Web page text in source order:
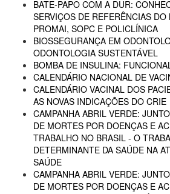
BATE-PAPO COM A DUR:
SERVIÇOS DE REFERÊNCIAS
PROMAI, SOPC E POLICLÍNICA
BIOSSEGURANÇA EM
ODONTOLOGIA SUSTENTÁVEL
BOMBA DE INSULINA:
CALENDÁRIO NACIONAL DE
CALENDÁRIO VACINAL DOS
AS NOVAS INDICAÇÕES DO CRIE
CAMPANHA ABRIL VERDE:
DE MORTES POR DOENÇAS E
TRABALHO NO BRASIL - O
DETERMINANTE DA SAÚDE NA
SAÚDE
CAMPANHA ABRIL VERDE:
DE MORTES POR DOENÇAS E